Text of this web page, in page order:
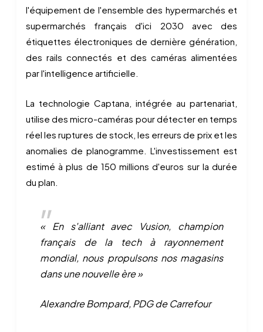
l'équipement de l'ensemble des hypermarchés et
supermarchés français d'ici 2030 avec des
étiquettes électroniques de dernière génération,
des rails connectés et des caméras alimentées
par l'intelligence artificielle.
La technologie Captana, intégrée au partenariat,
utilise des micro-caméras pour détecter en temps
réel les ruptures de stock, les erreurs de prix et les
anomalies de planogramme. L'investissement est
estimé à plus de 150 millions d'euros sur la durée
du plan.
« En s'alliant avec Vusion, champion
français de la tech à rayonnement
mondial, nous propulsons nos magasins
dans une nouvelle ère »
Alexandre Bompard, PDG de Carrefour